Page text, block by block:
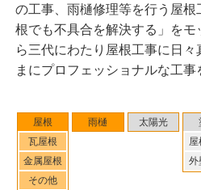
屋根
瓦屋根
金属屋根
その他
雨樋 太陽光
屋
外
の工事、雨樋修理等を行う屋
根でも不具合を解決する」を
ら三代にわたり屋根工事に日々
まにプロフェッショナルな工事